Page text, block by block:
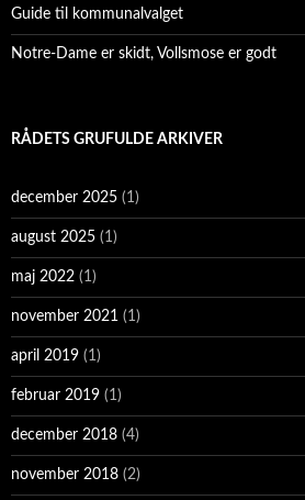
Guide til kommunalvalget
Notre-Dame er skidt, Vollsmose er godt
RÅDETS GRUFULDE ARKIVER
december 2025 (1)
august 2025 (1)
maj 2022 (1)
november 2021 (1)
april 2019 (1)
februar 2019 (1)
december 2018 (4)
november 2018 (2)